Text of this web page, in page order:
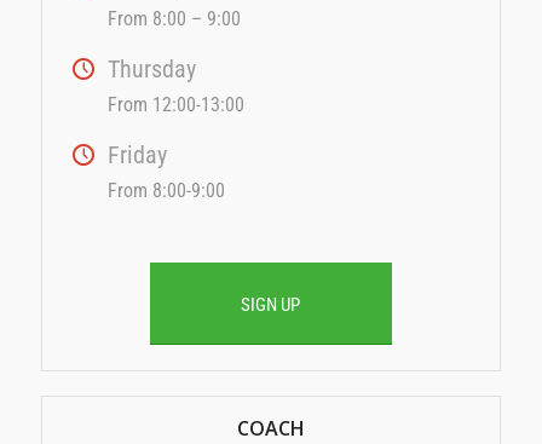
From 8:00 – 9:00
Thursday
From 12:00-13:00
Friday
From 8:00-9:00
SIGN UP
COACH